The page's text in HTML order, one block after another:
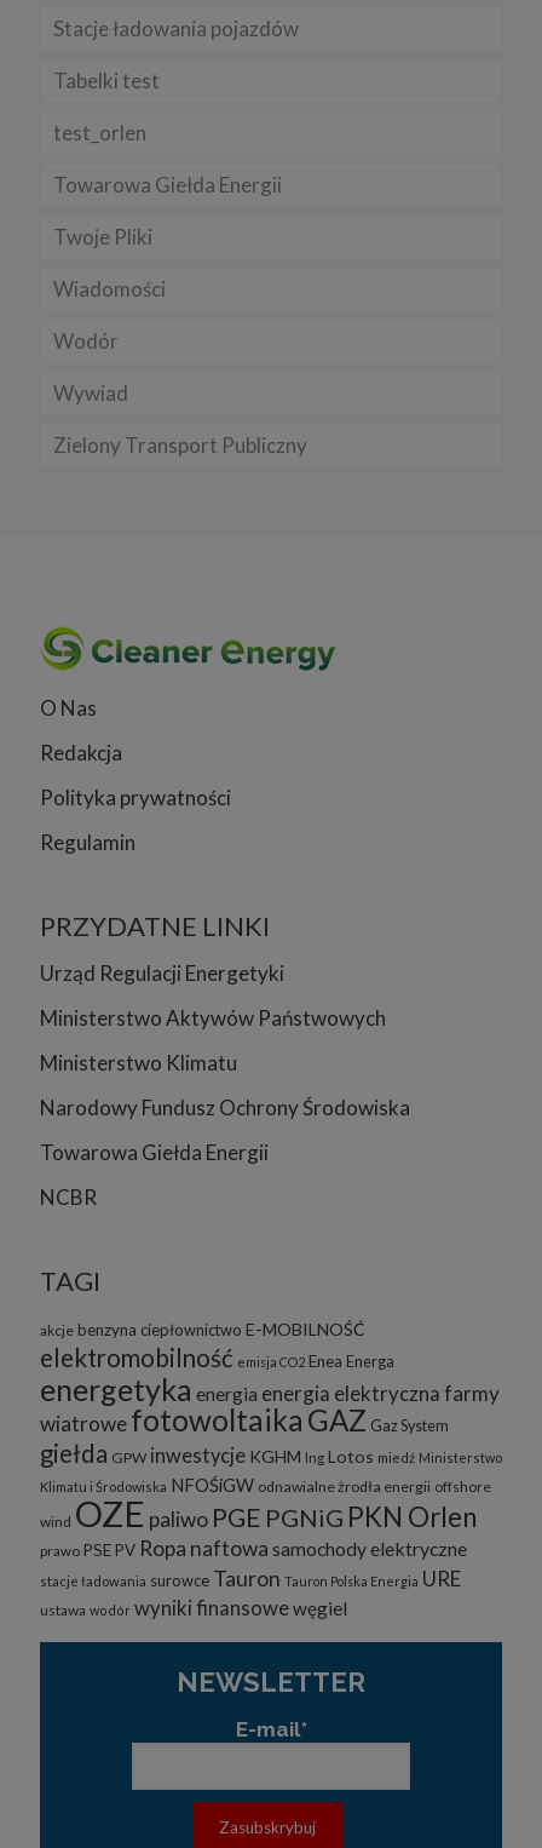
Stacje ładowania pojazdów
Tabelki test
test_orlen
Towarowa Giełda Energii
Twoje Pliki
Wiadomości
Wodór
Wywiad
Zielony Transport Publiczny
O Nas
Redakcja
Polityka prywatności
Regulamin
PRZYDATNE LINKI
Urząd Regulacji Energetyki
Ministerstwo Aktywów Państwowych
Ministerstwo Klimatu
Narodowy Fundusz Ochrony Środowiska
Towarowa Giełda Energii
NCBR
TAGI
akcje benzyna ciepłownictwo E-MOBILNOŚĆ
elektromobilność emisja CO2 Enea Energa
energetyka energia energia elektrycznafarmy
wiatrowefotowoltaika GAZ Gaz System
giełda GPW inwestycje KGHM lng Lotos miedź Ministerstwo
Klimatu i Środowiska NFOŚiGW odnawialne żrodła energii offshore
wind OZE paliwo PGE PGNiG PKN Orlen
prawo PSE PV Ropa naftowa samochody elektryczne
stacje ładowania surowce Tauron Tauron Polska Energia URE
ustawa wodór wyniki finansowewęgiel
NEWSLETTER
E-mail*